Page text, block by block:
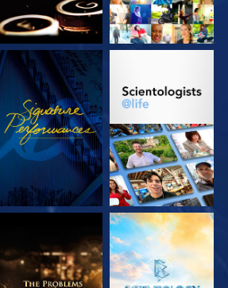
KIJK VERKEN DE SERIE
VERKEN DE SERIE VERKEN DE SERIE